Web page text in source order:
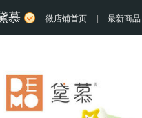
慕 微店铺首页 最新商品